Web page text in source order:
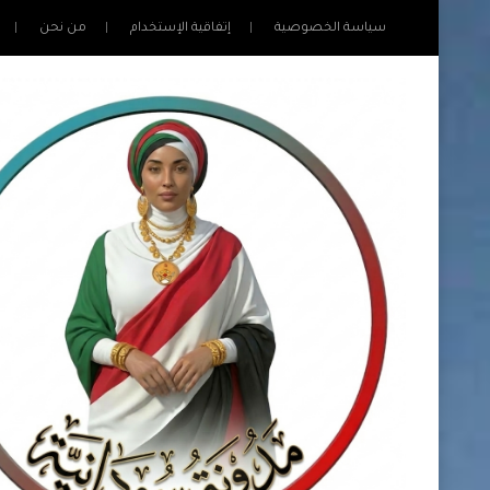
سياسة الخصوصية إتفاقية الإستخدام من نحن